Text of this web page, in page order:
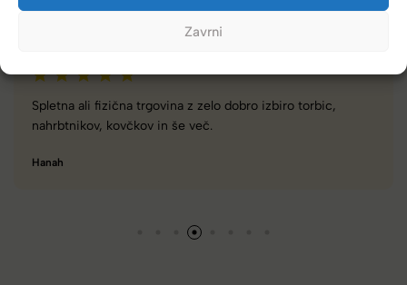
Zavrni
Spletna ali fizična trgovina z zelo dobro izbiro torbic,
nahrbtnikov, kovčkov in še več.
Hanah